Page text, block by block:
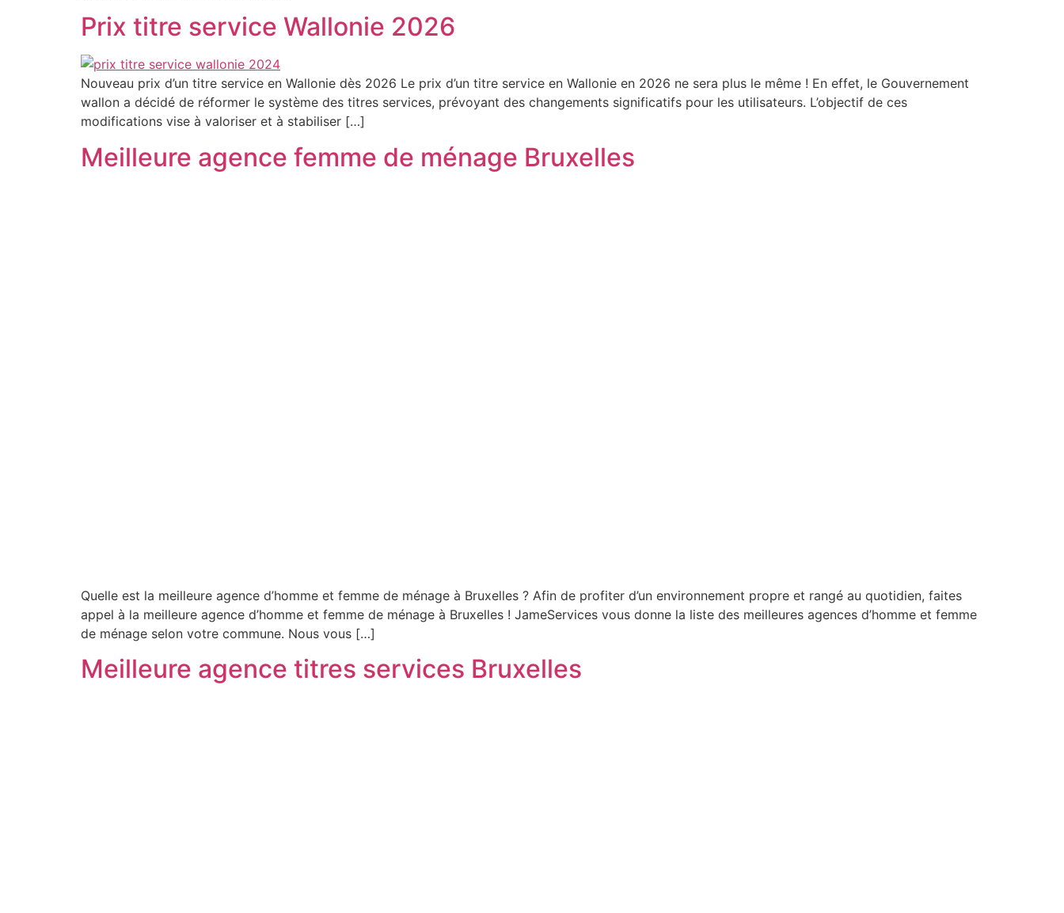
Prix titre service Wallonie 2026
Nouveau prix d’un titre service en Wallonie dès 2026 Le prix d’un titre service en Wallonie en 2026 ne sera plus le même ! En effet, le Gouvernement
wallon a décidé de réformer le système des titres services, prévoyant des changements significatifs pour les utilisateurs. L’objectif de ces
modifications vise à valoriser et à stabiliser […]
Meilleure agence femme de ménage Bruxelles
Quelle est la meilleure agence d’homme et femme de ménage à Bruxelles ? Afin de profiter d’un environnement propre et rangé au quotidien, faites
appel à la meilleure agence d’homme et femme de ménage à Bruxelles ! JameServices vous donne la liste des meilleures agences d’homme et femme
de ménage selon votre commune. Nous vous […]
Meilleure agence titres services Bruxelles